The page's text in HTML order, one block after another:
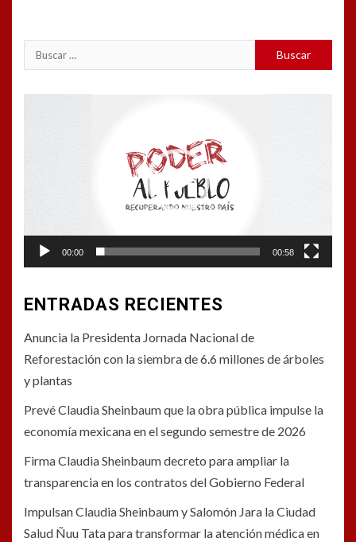
Buscar:
00:00 00:58
ENTRADAS RECIENTES
Anuncia la Presidenta Jornada Nacional de
Reforestación con la siembra de 6.6 millones de árboles
y plantas
Prevé Claudia Sheinbaum que la obra pública impulse la
economía mexicana en el segundo semestre de 2026
Firma Claudia Sheinbaum decreto para ampliar la
transparencia en los contratos del Gobierno Federal
Impulsan Claudia Sheinbaum y Salomón Jara la Ciudad
Salud Ñuu Tata para transformar la atención médica en